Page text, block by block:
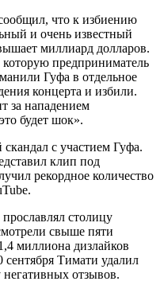
что к избиению
и очень известный
миллиард долларов.
предприниматель
Гуфа в отдельное
концерта и избили.
за нападением
будет шок».
с участием Гуфа.
клип под
рекордное количество
столицу
свыше пяти
миллиона дизлайков
сентября Тимати удалил
отзывов.